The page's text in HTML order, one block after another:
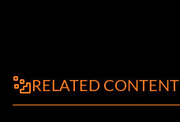
RELATED CONTENT